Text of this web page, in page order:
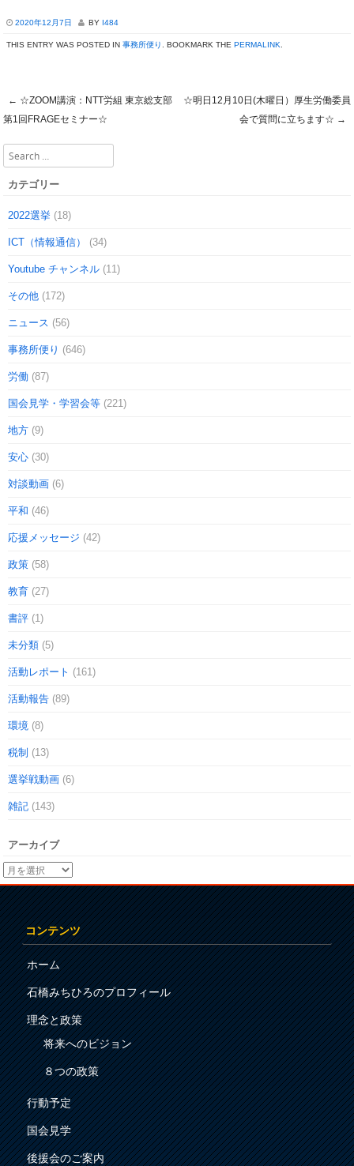
2020年12月7日 BY I484
THIS ENTRY WAS POSTED IN 事務所便り . BOOKMARK THE PERMALINK
Post navigation
← ☆ZOOM講演：NTT労組 東京総支部
第1回FRAGEセミナー☆
☆明日12月10日(木曜日）厚生労働委員
会で質問に立ちます☆ →
Search
カテゴリー
2022選挙 (18)
ICT（情報通信） (34)
Youtube チャンネル (11)
その他 (172)
ニュース (56)
事務所便り (646)
労働 (87)
国会見学・学習会等 (221)
地方 (9)
安心 (30)
対談動画 (6)
平和 (46)
応援メッセージ (42)
政策 (58)
教育 (27)
書評 (1)
未分類 (5)
活動レポート (161)
活動報告 (89)
環境 (8)
税制 (13)
選挙戦動画 (6)
雑記 (143)
アーカイブ
コンテンツ
ホーム
石橋みちひろのプロフィール
理念と政策
将来へのビジョン
８つの政策
行動予定
国会見学
後援会のご案内